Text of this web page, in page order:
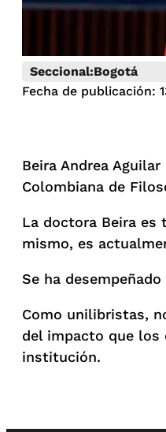
Seccional:Bogotá
Fecha de publicación:
Beira Andrea
Colombiana de
La doctora Beira es
mismo, es
Se ha
Como unilibristas,
del impacto que los
institución.